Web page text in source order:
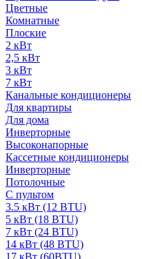
Цветные
Комнатные
Плоские
2 кВт
2,5 кВт
3 кВт
7 кВт
Канальные кондиционеры
Для квартиры
Для дома
Инверторные
Высоконапорные
Кассетные кондиционеры
Инверторные
Потолочные
С пультом
3.5 кВт (12 BTU)
5 кВт (18 BTU)
7 кВт (24 BTU)
14 кВт (48 BTU)
17 кВт (60BTU)